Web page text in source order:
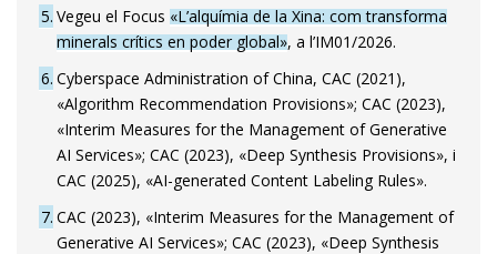
5 Vegeu el Focus «L’alquímia de la Xina: com transforma
minerals crítics en poder global», a l’IM01/2026.
6 Cyberspace Administration of China, CAC (2021),
«Algorithm Recommendation Provisions»; CAC (2023),
«Interim Measures for the Management of Generative
AI Services»; CAC (2023), «Deep Synthesis Provisions», i
CAC (2025), «AI-generated Content Labeling Rules».
7 CAC (2023), «Interim Measures for the Management of
Generative AI Services»; CAC (2023), «Deep Synthesis